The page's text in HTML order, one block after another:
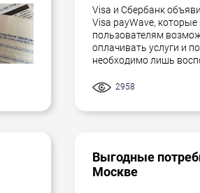
Visa и Сбербанк
Visa payWave,
пользователям
оплачивать услуги и
необходимо лишь
2958
Выгодные
Москве